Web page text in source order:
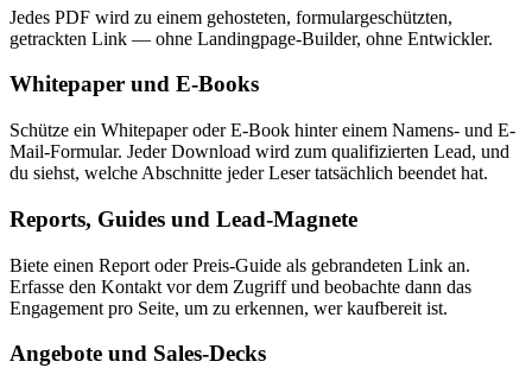
Jedes PDF wird zu einem gehosteten, formulargeschützten,
getrackten Link — ohne Landingpage-Builder, ohne Entwickler.
Whitepaper und E-Books
Schütze ein Whitepaper oder E-Book hinter einem Namens- und E-
Mail-Formular. Jeder Download wird zum qualifizierten Lead, und
du siehst, welche Abschnitte jeder Leser tatsächlich beendet hat.
Reports, Guides und Lead-Magnete
Biete einen Report oder Preis-Guide als gebrandeten Link an.
Erfasse den Kontakt vor dem Zugriff und beobachte dann das
Engagement pro Seite, um zu erkennen, wer kaufbereit ist.
Angebote und Sales-Decks